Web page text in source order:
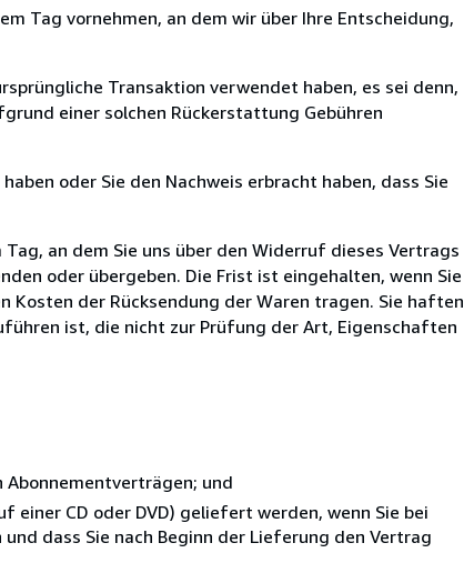
Tag vornehmen, an dem wir über Ihre Entscheidung,
Transaktion verwendet haben, es sei denn,
einer solchen Rückerstattung Gebühren
oder Sie den Nachweis erbracht haben, dass Sie
an dem Sie uns über den Widerruf dieses Vertrags
oder übergeben. Die Frist ist eingehalten, wenn Sie
Kosten der Rücksendung der Waren tragen. Sie haften
ist, die nicht zur Prüfung der Art, Eigenschaften
und
einer CD oder DVD) geliefert werden, wenn Sie bei
dass Sie nach Beginn der Lieferung den Vertrag